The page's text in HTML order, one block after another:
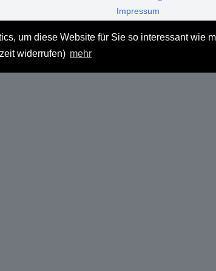
um diese Website für Sie so interessant wie
widerrufen) mehr
Impressum
Haftungsausschluss